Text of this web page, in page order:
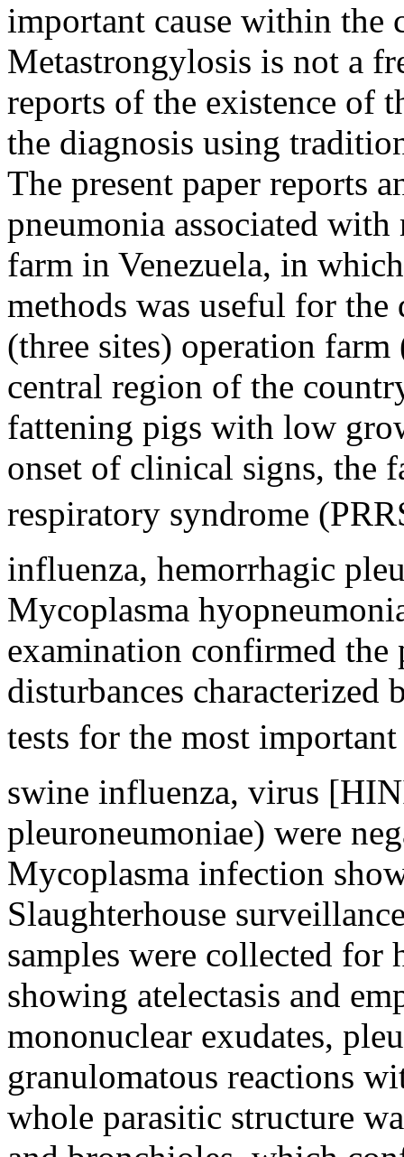
important cause within the
Metastrongylosis is not a
reports of the existence of
the diagnosis using
The present paper reports
pneumonia associated
farm in Venezuela, in
methods was useful for
(three sites) operation
central region of the
fattening pigs with low
onset of clinical signs, the
respiratory syndrome
influenza, hemorrhagic
Mycoplasma
examination confirmed the
disturbances characterized
tests for the most
swine influenza, virus
pleuroneumoniae) were
Mycoplasma infection
Slaughterhouse
samples were collected for
showing atelectasis and
mononuclear exudates,
granulomatous reactions
whole parasitic structure